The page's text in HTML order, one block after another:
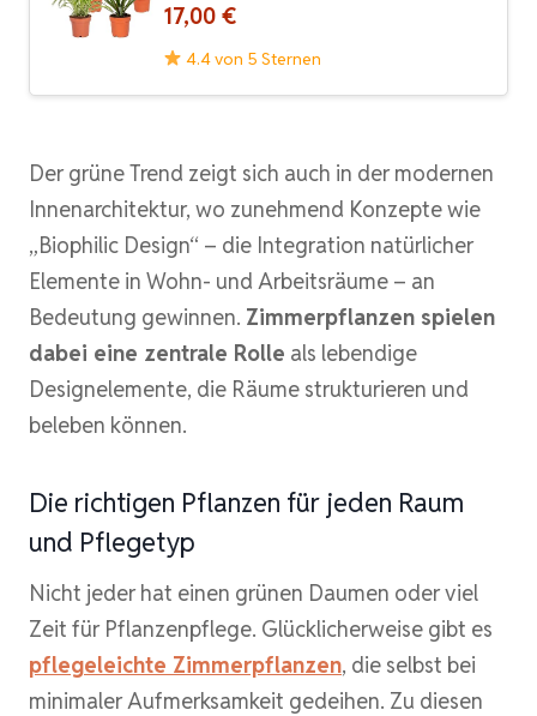
17,00 €
4.4 von 5 Sternen
Der grüne Trend zeigt sich auch in der modernen
Innenarchitektur, wo zunehmend Konzepte wie
„Biophilic Design“ – die Integration natürlicher
Elemente in Wohn- und Arbeitsräume – an
Bedeutung gewinnen. Zimmerpflanzen spielen
dabei eine zentrale Rolle als lebendige
Designelemente, die Räume strukturieren und
beleben können.
Die richtigen Pflanzen für jeden Raum
und Pflegetyp
Nicht jeder hat einen grünen Daumen oder viel
Zeit für Pflanzenpflege. Glücklicherweise gibt es
pflegeleichte Zimmerpflanzen, die selbst bei
minimaler Aufmerksamkeit gedeihen. Zu diesen